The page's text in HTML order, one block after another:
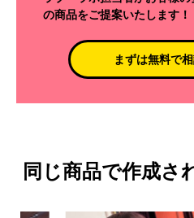
の商品をご提案いたします！
まずは無料で
同じ商品で作成さ